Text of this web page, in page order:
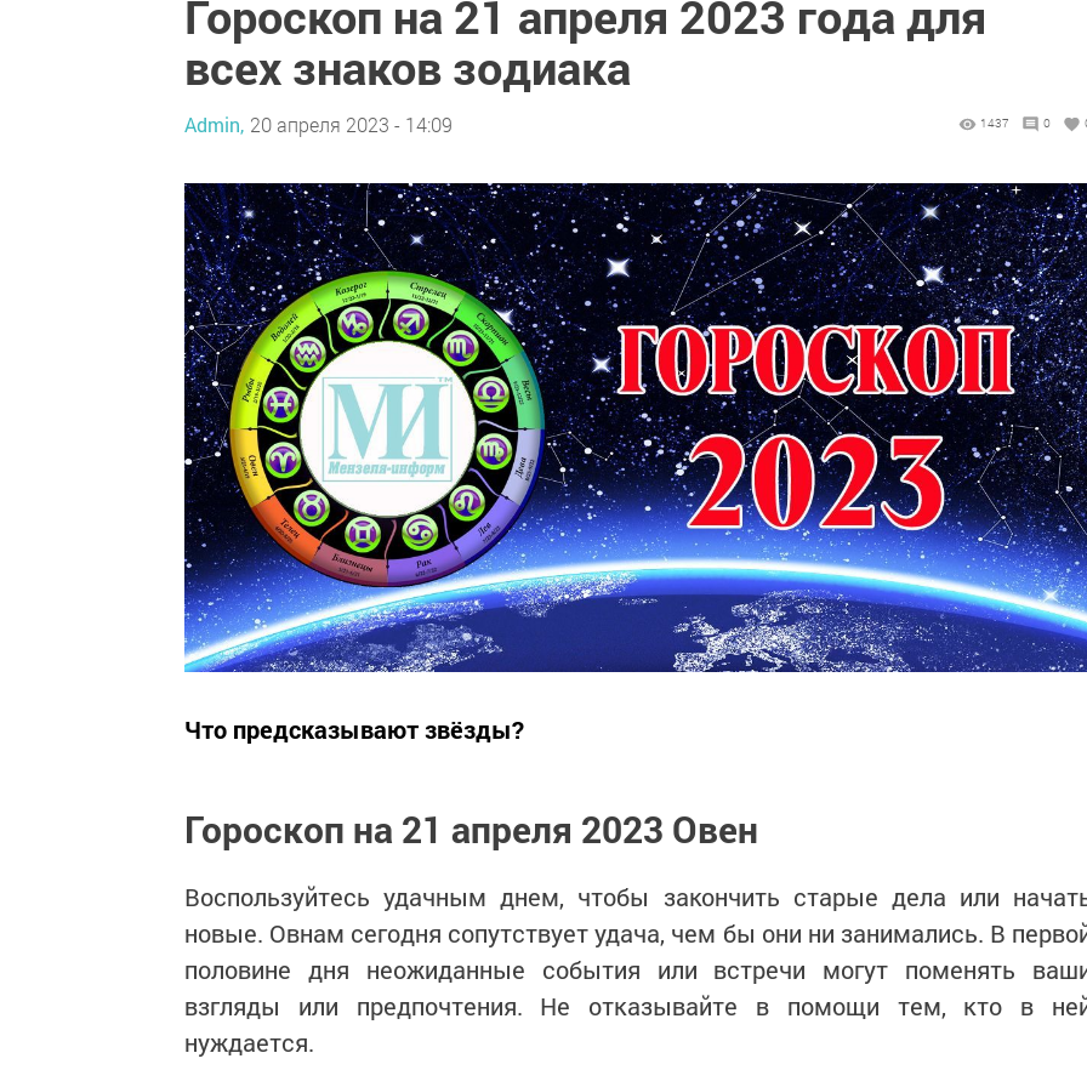
Гороскоп на 21 апреля 2023 года для
всех знаков зодиака
Admin, 20 апреля 2023 - 14:09 1437 0
Что предсказывают звёзды?
Гороскоп на 21 апреля 2023 Овен
Воспользуйтесь удачным днем, чтобы закончить старые дела или
новые. Овнам сегодня сопутствует удача, чем бы они ни занимались. В
половине дня неожиданные события или встречи могут поменять
взгляды или предпочтения. Не отказывайте в помощи тем, кто в
нуждается.